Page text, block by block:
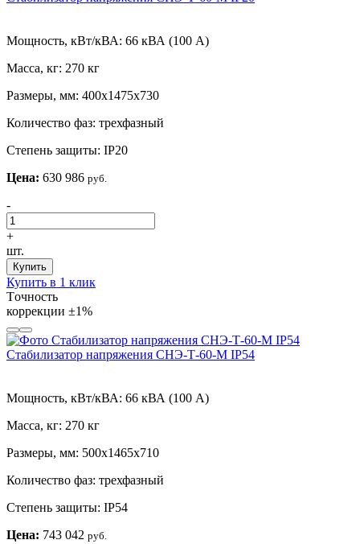
Мощность, кВт/кВА: 66 кВА (100 А)
Масса, кг: 270 кг
Размеры, мм: 400х1475х730
Количество фаз: трехфазный
Степень защиты: IP20
Цена: 630 986 руб.
-
+
шт.
Купить
Купить в 1 клик
Tочность
коррекции ±1%
Стабилизатор напряжения СНЭ-Т-60-М IP54
Мощность, кВт/кВА: 66 кВА (100 А)
Масса, кг: 270 кг
Размеры, мм: 500х1465х710
Количество фаз: трехфазный
Степень защиты: IP54
Цена: 743 042 руб.